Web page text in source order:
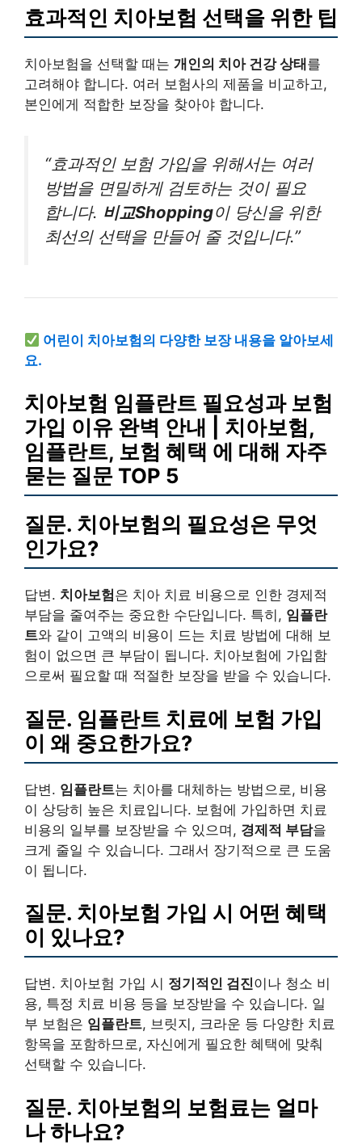
효과적인 치아보험 선택을 위한 팁
치아보험을 선택할 때는 개인의 치아 건강 상태 를
고려해야 합니다. 여러 보험사의 제품을 비교하고,
본인에게 적합한 보장을 찾아야 합니다.
“효과적인 보험 가입을 위해서는 여러
방법을 면밀하게 검토하는 것이 필요
합니다. 비교Shopping이 당신을 위한
최선의 선택을 만들어 줄 것입니다.”
어린이 치아보험의 다양한 보장 내용을 알아보세
요.
치아보험 임플란트 필요성과 보험
가입 이유 완벽 안내 | 치아보험,
임플란트, 보험 혜택 에 대해 자주
묻는 질문 TOP 5
질문. 치아보험의 필요성은 무엇
인가요?
답변. 치아보험은 치아 치료 비용으로 인한 경제적
부담을 줄여주는 중요한 수단입니다. 특히, 임플란
트와 같이 고액의 비용이 드는 치료 방법에 대해 보
험이 없으면 큰 부담이 됩니다. 치아보험에 가입함
으로써 필요할 때 적절한 보장을 받을 수 있습니다.
질문. 임플란트 치료에 보험 가입
이 왜 중요한가요?
답변. 임플란트는 치아를 대체하는 방법으로, 비용
이 상당히 높은 치료입니다. 보험에 가입하면 치료
비용의 일부를 보장받을 수 있으며, 경제적 부담을
크게 줄일 수 있습니다. 그래서 장기적으로 큰 도움
이 됩니다.
질문. 치아보험 가입 시 어떤 혜택
이 있나요?
답변. 치아보험 가입 시 정기적인 검진이나 청소 비
용, 특정 치료 비용 등을 보장받을 수 있습니다. 일
부 보험은 임플란트, 브릿지, 크라운 등 다양한 치료
항목을 포함하므로, 자신에게 필요한 혜택에 맞춰
선택할 수 있습니다.
질문. 치아보험의 보험료는 얼마
나 하나요?